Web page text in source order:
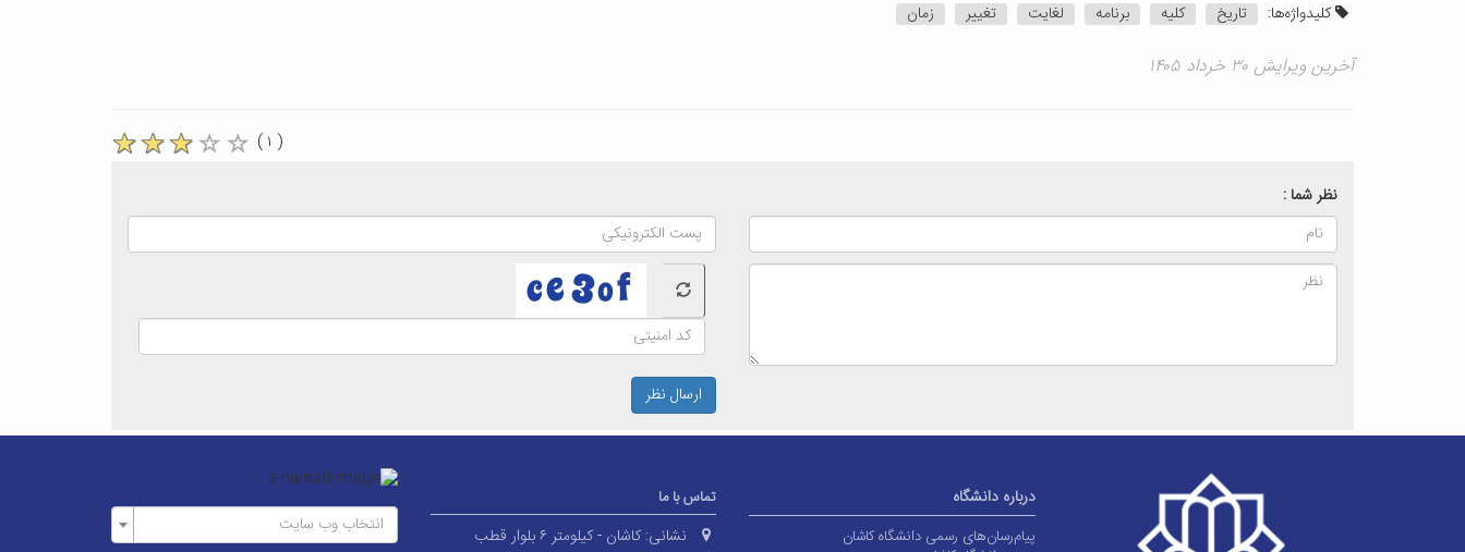
کلیدواژه‌ها:
تاریخ کلیه برنامه لغایت تغییر زمان
آخرین ویرایش ۳۰ خرداد ۱۴۰۵
( ۱ )
نظر شما :
ارسال نظر
درباره دانشگاه
پیام‌رسان‌های رسمی دانشگاه کاشان
تماس با ما
نشانی:
کاشان - کیلومتر ۶ بلوار قطب
انتخاب وب سایت